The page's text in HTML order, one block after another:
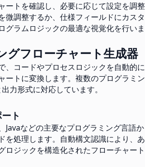
ートを確認し、必要に応じて設定を調整
微調整するか、仕様フィールドにカスタ
グラムロジックの最適な視覚化を行いま
グフローチャート生成器
、コードやプロセスロジックを自動的に
ートに変換します。複数のプログラミン
力形式に対応しています。
ト
Javaなどの主要なプログラミング言語か
を処理します。自動構文認識により、あ
ロジックを構造化されたフローチャート